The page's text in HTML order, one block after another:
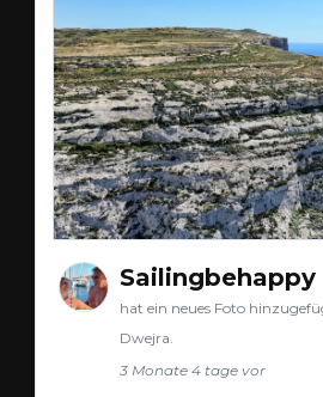
Sailingbehappy
hat ein neues Foto
Dwejra.
3 Monate 4 tage vor